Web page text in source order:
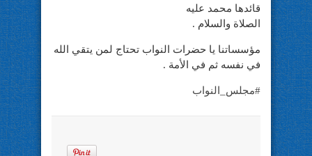
قائدها محمد عليه
الصلاة والسلام .
مؤسساتنا يا حضرات النواب تحتاج لمن يتقي الله
في نفسه ثم في الأمة .
‫#‏مجلس_النواب‬